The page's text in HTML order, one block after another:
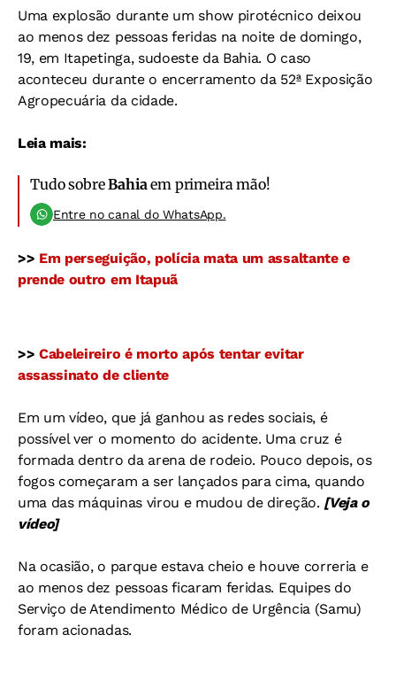
Uma explosão durante um show pirotécnico deixou
ao menos dez pessoas feridas na noite de domingo,
19, em Itapetinga, sudoeste da Bahia. O caso
aconteceu durante o encerramento da 52ª Exposição
Agropecuária da cidade.
Leia mais:
Tudo sobreBahiaem primeira mão!
Entre no canal do WhatsApp.
>> Em perseguição, polícia mata um assaltante e
prende outro em Itapuã
>>Cabeleireiro é morto após tentar evitar
assassinato de cliente
Em um vídeo, que já ganhou as redes sociais, é
possível ver o momento do acidente. Uma cruz é
formada dentro da arena de rodeio. Pouco depois, os
fogos começaram a ser lançados para cima, quando
uma das máquinas virou e mudou de direção. [Veja o
vídeo]
Na ocasião, o parque estava cheio e houve correria e
ao menos dez pessoas ficaram feridas. Equipes do
Serviço de Atendimento Médico de Urgência (Samu)
foram acionadas.